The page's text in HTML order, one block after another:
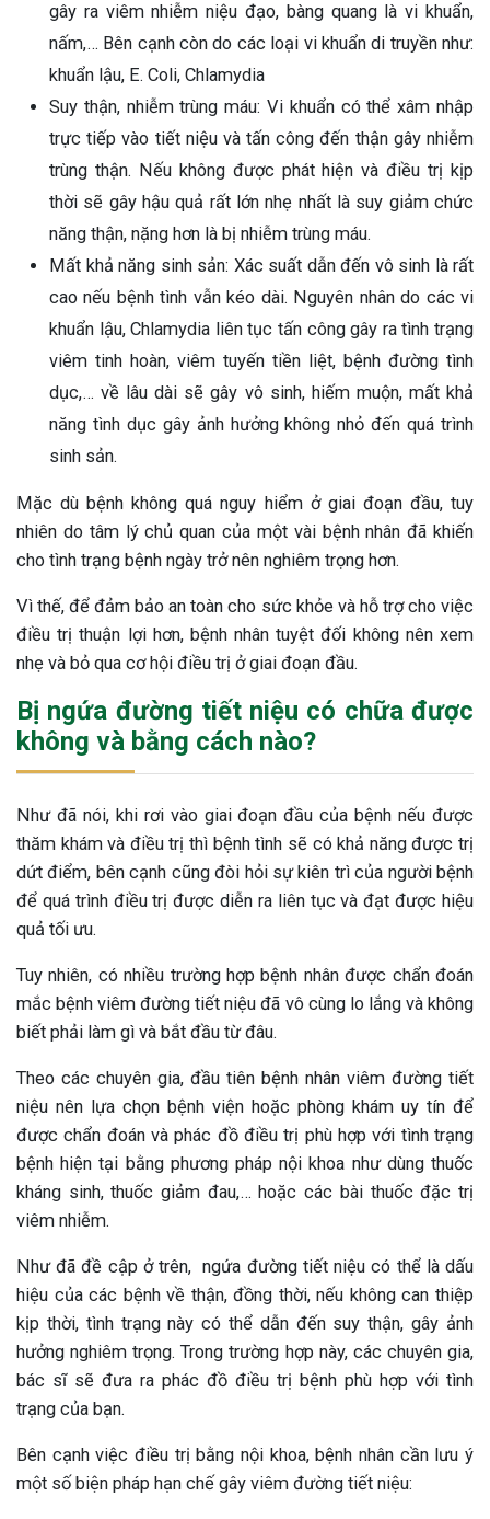
gây ra viêm nhiễm niệu đạo, bàng quang là vi khuẩn,
nấm,… Bên cạnh còn do các loại vi khuẩn di truyền như:
khuẩn lậu, E. Coli, Chlamydia
Suy thận, nhiễm trùng máu: Vi khuẩn có thể xâm nhập
trực tiếp vào tiết niệu và tấn công đến thận gây nhiễm
trùng thận. Nếu không được phát hiện và điều trị kịp
thời sẽ gây hậu quả rất lớn nhẹ nhất là suy giảm chức
năng thận, nặng hơn là bị nhiễm trùng máu.
Mất khả năng sinh sản: Xác suất dẫn đến vô sinh là rất
cao nếu bệnh tình vẫn kéo dài. Nguyên nhân do các vi
khuẩn lậu, Chlamydia liên tục tấn công gây ra tình trạng
viêm tinh hoàn, viêm tuyến tiền liệt, bệnh đường tình
dục,… về lâu dài sẽ gây vô sinh, hiếm muộn, mất khả
năng tình dục gây ảnh hưởng không nhỏ đến quá trình
sinh sản.
Mặc dù bệnh không quá nguy hiểm ở giai đoạn đầu, tuy
nhiên do tâm lý chủ quan của một vài bệnh nhân đã khiến
cho tình trạng bệnh ngày trở nên nghiêm trọng hơn.
Vì thế, để đảm bảo an toàn cho sức khỏe và hỗ trợ cho việc
điều trị thuận lợi hơn, bệnh nhân tuyệt đối không nên xem
nhẹ và bỏ qua cơ hội điều trị ở giai đoạn đầu.
Bị ngứa đường tiết niệu có chữa được
không và bằng cách nào?
Như đã nói, khi rơi vào giai đoạn đầu của bệnh nếu được
thăm khám và điều trị thì bệnh tình sẽ có khả năng được trị
dứt điểm, bên cạnh cũng đòi hỏi sự kiên trì của người bệnh
để quá trình điều trị được diễn ra liên tục và đạt được hiệu
quả tối ưu.
Tuy nhiên, có nhiều trường hợp bệnh nhân được chẩn đoán
mắc bệnh viêm đường tiết niệu đã vô cùng lo lắng và không
biết phải làm gì và bắt đầu từ đâu.
Theo các chuyên gia, đầu tiên bệnh nhân viêm đường tiết
niệu nên lựa chọn bệnh viện hoặc phòng khám uy tín để
được chẩn đoán và phác đồ điều trị phù hợp với tình trạng
bệnh hiện tại bằng phương pháp nội khoa như dùng thuốc
kháng sinh, thuốc giảm đau,… hoặc các bài thuốc đặc trị
viêm nhiễm.
Như đã đề cập ở trên, ngứa đường tiết niệu có thể là dấu
hiệu của các bệnh về thận, đồng thời, nếu không can thiệp
kịp thời, tình trạng này có thể dẫn đến suy thận, gây ảnh
hưởng nghiêm trọng. Trong trường hợp này, các chuyên gia,
bác sĩ sẽ đưa ra phác đồ điều trị bệnh phù hợp với tình
trạng của bạn.
Bên cạnh việc điều trị bằng nội khoa, bệnh nhân cần lưu ý
một số biện pháp hạn chế gây viêm đường tiết niệu: